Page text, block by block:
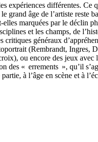
expériences différentes.
âge de l’artiste reste
marquées par le déclin
et les champs, de
critiques généraux
(Rembrandt,
ou encore des jeux
des « errements », qu’il
à l’âge en scène et à